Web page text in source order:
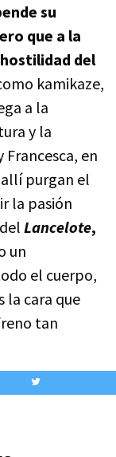
su
que a la
del
kamikaze,
a la
y la
en
purgan el
la pasión
Lancelote,
un
el cuerpo,
la cara que
tan